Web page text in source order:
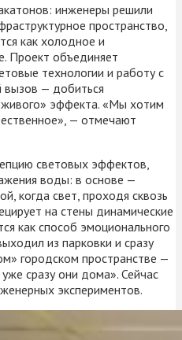
инженеры решили
пространство,
как холодное и
Проект объединяет
технологии и работу с
вызов — добиться
эффекта. «Мы хотим
— отмечают
световых эффектов,
воды: в основе —
когда свет, проходя сквозь
на стены динамические
как способ эмоционального
из парковки и сразу
городском пространстве —
сразу они дома». Сейчас
экспериментов.